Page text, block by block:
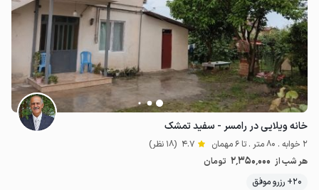
خانه ویلایی در رامسر - سفید تمشک
2 خوابه . 80 متر . تا 6 مهمان 4.7 (18 نظر)
هر شب از 2٬350٬000 تومان
20+ رزرو موفق